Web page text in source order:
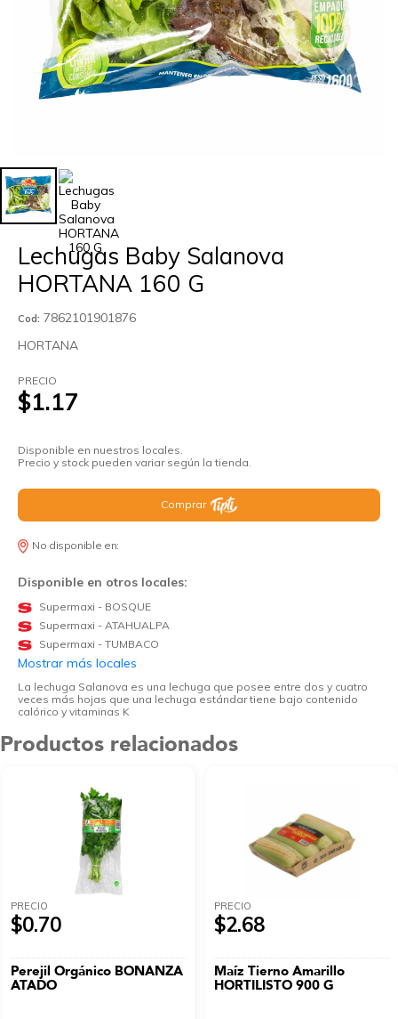
Lechugas Baby Salanova
HORTANA 160 G
Cod: 7862101901876
HORTANA
PRECIO
$1.17
Disponible en nuestros locales.
Precio y stock pueden variar según la tienda.
Comprar
No disponible en:
Disponible en otros locales:
Supermaxi - BOSQUE
Supermaxi - ATAHUALPA
Supermaxi - TUMBACO
Mostrar más locales
La lechuga Salanova es una lechuga que posee entre dos y cuatro
veces más hojas que una lechuga estándar tiene bajo contenido
calórico y vitaminas K
Productos relacionados
PRECIO
$0.70
Perejil Orgánico BONANZA
ATADO
PRECIO
$2.68
Maíz Tierno Amarillo
HORTILISTO 900 G